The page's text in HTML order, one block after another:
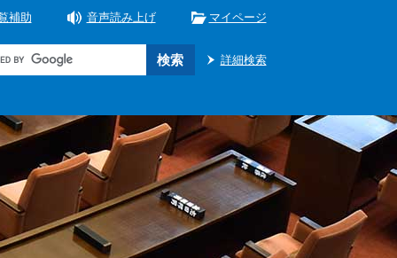
補助 音声読み上げ マイページ
詳細検索